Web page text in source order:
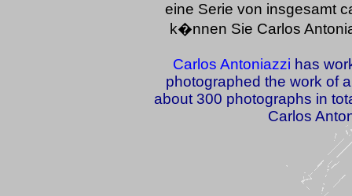
eine Serie von insgesamt
k�nnen Sie Carlos
Carlos Antoniazzi has
photographed the work of
about 300 photographs in
Carlos